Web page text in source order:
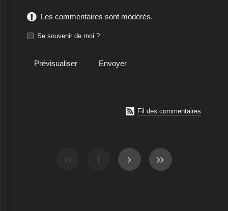
Les commentaires sont modérés.
Se souvenir de moi ?
 Fil des commentaires